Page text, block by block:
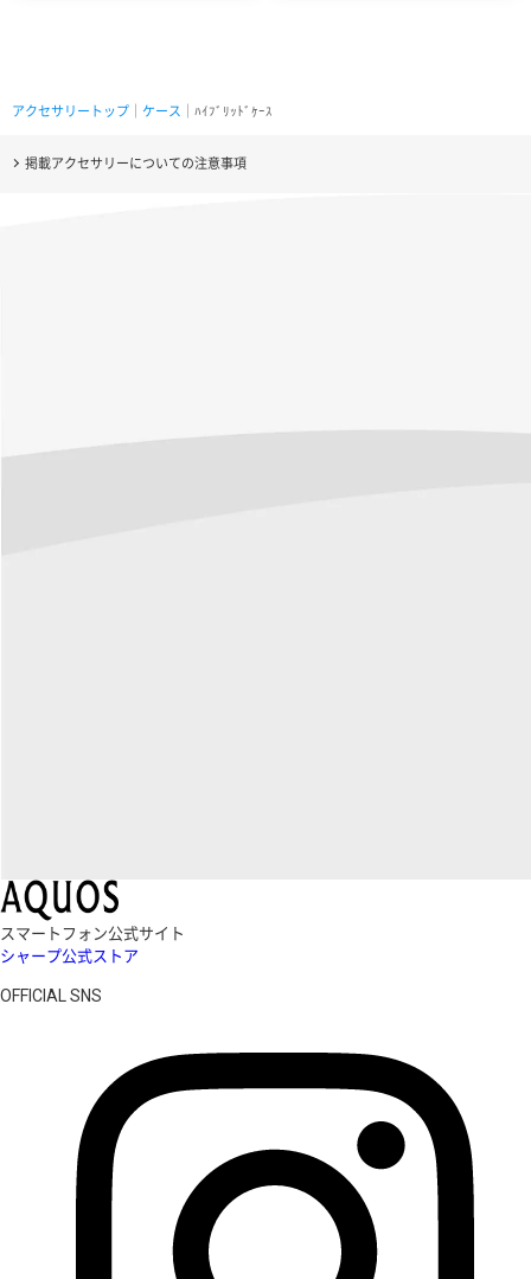
アクセサリートップ ケース ｜ﾊｲﾌﾞﾘｯﾄﾞｹｰｽ
掲載アクセサリーについての注意事項
スマートフォン公式サイト
シャープ公式ストア
OFFICIAL SNS